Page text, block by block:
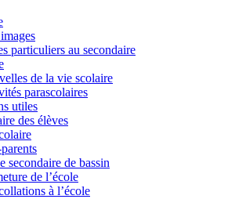
particuliers au secondaire
de la vie scolaire
parascolaires
utiles
des élèves
secondaire de bassin
de l’école
à l’école